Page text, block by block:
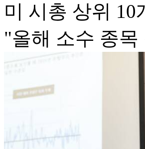
미 시총 상위 10
"올해 소수 종